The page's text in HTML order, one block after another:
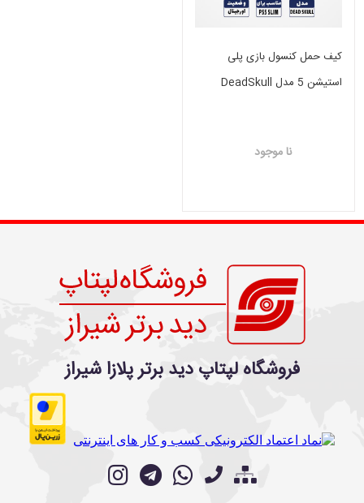
کیف حمل کنسول بازی پلی
استیشن 5 مدل DeadSkull
نا موجود
فروشگاه لپتاپ دید برتر پلازا شیراز